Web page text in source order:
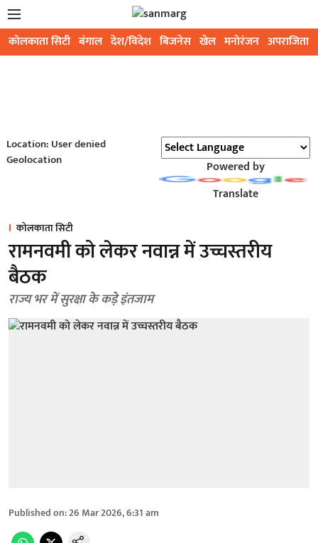
कोलकाता सिटी बंगाल देश/विदेश बिजनेस खेल मनोरंजन अपराजिता
Location: User denied
Geolocation
Powered by
Translate
कोलकाता सिटी
रामनवमी को लेकर नवान्न में उच्चस्तरीय
बैठक
राज्य भर में सुरक्षा के कड़े इंतजाम
Published on:26 Mar 2026, 6:31 am